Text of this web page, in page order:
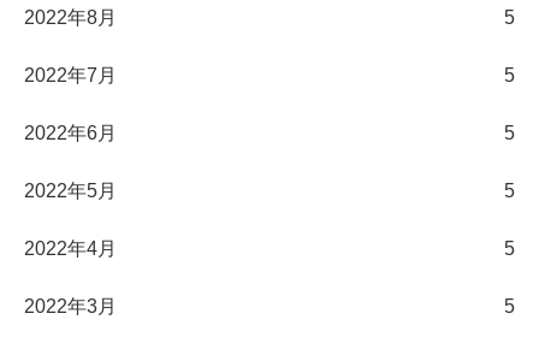
2022年8月 5
2022年7月 5
2022年6月 5
2022年5月 5
2022年4月 5
2022年3月 5